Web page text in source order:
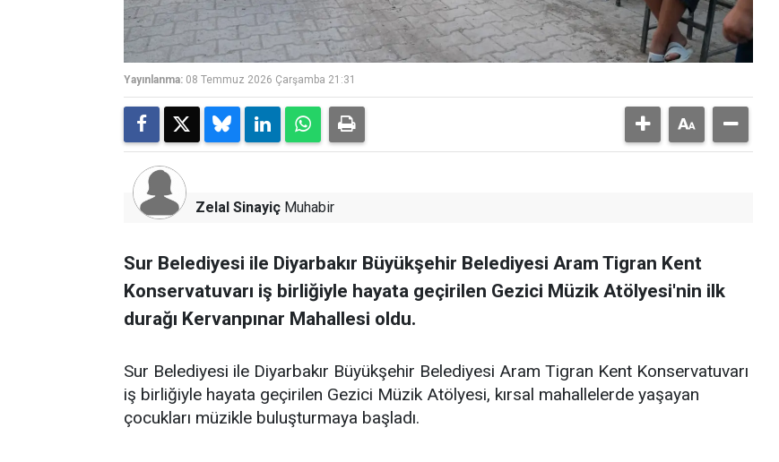
Yayınlanma: 08 Temmuz 2026 Çarşamba 21:31
Zelal Sinayiç Muhabir
Sur Belediyesi ile Diyarbakır Büyükşehir Belediyesi Aram Tigran Kent
Konservatuvarı iş birliğiyle hayata geçirilen Gezici Müzik Atölyesi'nin ilk
durağı Kervanpınar Mahallesi oldu.
Sur Belediyesi ile Diyarbakır Büyükşehir Belediyesi Aram Tigran Kent Konservatuvarı
iş birliğiyle hayata geçirilen Gezici Müzik Atölyesi, kırsal mahallelerde yaşayan
çocukları müzikle buluşturmaya başladı.